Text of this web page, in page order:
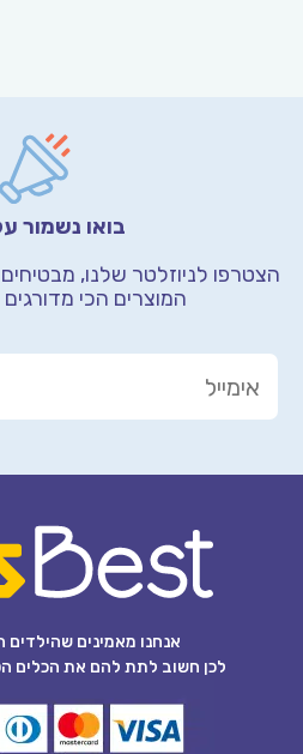
בואו נשמור
הצטרפו לניוזלטר שלנו,
המוצרים הכי
אנחנו מאמינים
לכן חשוב לתת להם את הכלים